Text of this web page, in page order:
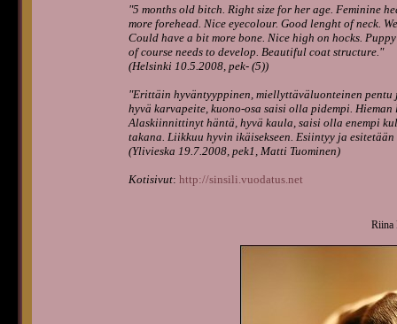
"5 months old bitch. Right size for her age. Feminine
more forehead. Nice eyecolour. Good lenght of neck.
Could have a bit more bone. Nice high on hocks.
of course needs to develop. Beautiful coat structure."
(Helsinki 10.5.2008, pek- (5))
"Erittäin hyväntyyppinen, miellyttäväluonteinen
hyvä karvapeite, kuono-osa saisi olla pidempi.
Alaskiinnittinyt häntä, hyvä kaula, saisi olla enempi
takana. Liikkuu hyvin ikäisekseen. Esiintyy ja
(Ylivieska 19.7.2008, pek1, Matti Tuominen)
Kotisivut: http://sinsili.vuodatus.net
Riina